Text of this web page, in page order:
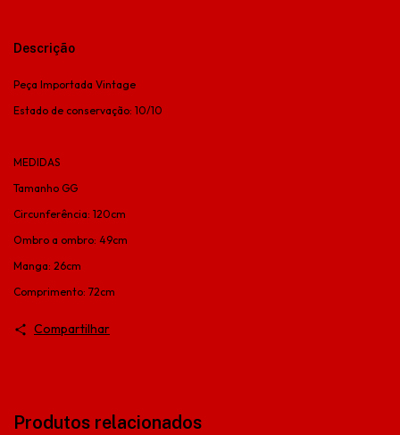
Descrição
Peça Importada Vintage
Estado de conservação: 10/10
MEDIDAS
Tamanho GG
Circunferência: 120cm
Ombro a ombro: 49cm
Manga: 26cm
Comprimento: 72cm
Compartilhar
Produtos relacionados